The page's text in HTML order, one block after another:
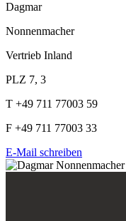
Dagmar
Nonnenmacher
Vertrieb Inland
PLZ 7, 3
T +49 711 77003 59
F +49 711 77003 33
E-Mail schreiben